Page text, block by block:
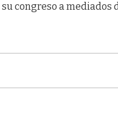
congreso a mediados